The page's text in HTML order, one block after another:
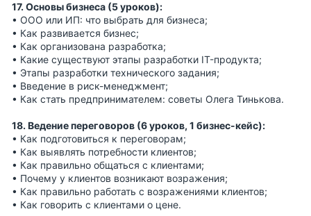
17. Основы бизнеса (5 уроков):
• ООО или ИП: что выбрать для бизнеса;
• Как развивается бизнес;
• Как организована разработка;
• Какие существуют этапы разработки IT-продукта;
• Этапы разработки технического задания;
• Введение в риск-менеджмент;
• Как стать предпринимателем: советы Олега Тинькова.
18. Ведение переговоров (6 уроков, 1 бизнес-кейс):
• Как подготовиться к переговорам;
• Как выявлять потребности клиентов;
• Как правильно общаться с клиентами;
• Почему у клиентов возникают возражения;
• Как правильно работать с возражениями клиентов;
• Как говорить с клиентами о цене.